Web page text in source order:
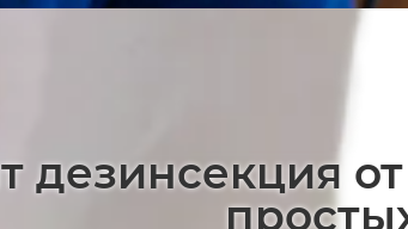
дезинсекция